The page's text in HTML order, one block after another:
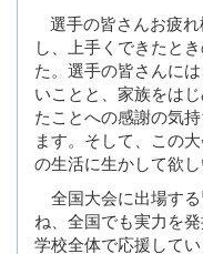
選手の皆さんお疲
し、上手くできたと
た。選手の皆さんに
いことと、家族をは
たことへの感謝の気
ます。そして、この
の生活に生かして欲し
全国大会に出場する
ね、全国でも実力を
学校全体で応援してい